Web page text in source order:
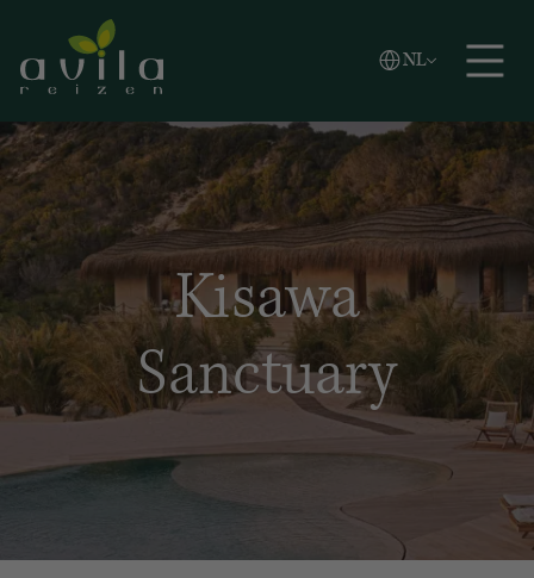
Zoeken
NL
Vlaams
English
Kisawa
Sanctuary